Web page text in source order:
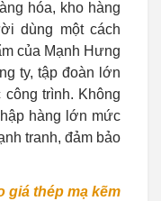
hóa, kho hàng
dùng một cách
của Mạnh Hưng
ty, tập đoàn lớn
trình. Không
hàng lớn mức
tranh, đảm bảo
giá thép mạ kẽm